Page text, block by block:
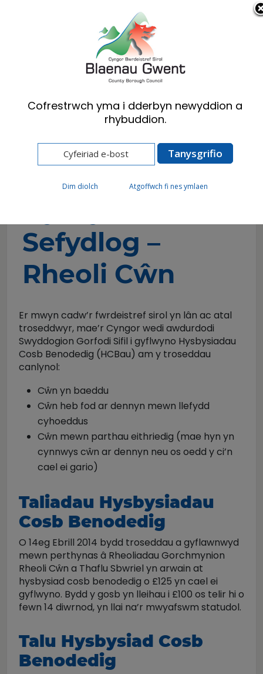
Cymraeg English
Preswylwyr
Hysbysiad Cosb Sefydlog – Rheoli Cŵn
Sefydlog –
Rheoli Cŵn
Er mwyn cadw’r fwrdeistref sirol yn lân ac atal
troseddwyr, mae’r Cyngor wedi awdurdodi
Swyddogion Gorfodi Sifil i gyflwyno Hysbysiadau
Cosb Benodedig (HCBau) am y troseddau
canlynol:
Cŵn yn baeddu
Cŵn heb fod ar dennyn mewn llefydd
cyhoeddus
Cŵn mewn parthau eithriedig (mae hyn yn
cynnwys cŵn ar dennyn neu os oedd y ci’n
cael ei gario)
Taliadau Hysbysiadau
Cosb Benodedig
O 14eg Ebrill 2014 bydd troseddau a gyflawnwyd
mewn perthynas â Rheoliadau Gorchmynion
Rheoli Cŵn a Thaflu Sbwriel yn arwain at
hysbysiad cosb benodedig o £125 yn cael ei
gyflwyno. Bydd y gosb yn lleihau i £100 os telir hi o
fewn 14 diwrnod, yn llai na’r mwyafswm statudol.
Talu Hysbysiad Cosb
Benodedig
Cofrestrwch yma i dderbyn newyddion a
rhybuddion.
Dim diolch Atgoffwch fi nes ymlaen